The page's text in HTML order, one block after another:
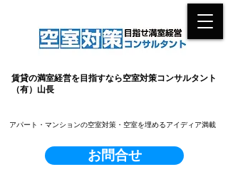
賃貸の満室経営を目指すなら空室対策コンサルタント
（有）山長
お問合せ
​アパート・マンションの空室対策・空室を埋めるアイディア満載